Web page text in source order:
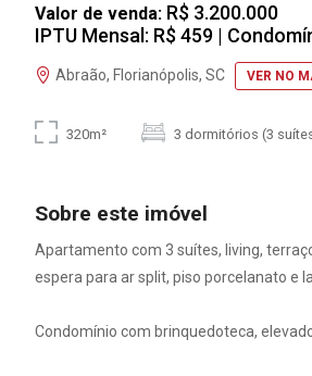
Valor de venda: R$ 3.200.000
IPTU Mensal: R$ 459 |
Abraão, Florianópolis, SC VER NO
320m² 3 dormitórios (3
Sobre este imóvel
Apartamento com 3 suítes, living,
espera para ar split, piso porcelanato e
Condomínio com brinquedoteca,